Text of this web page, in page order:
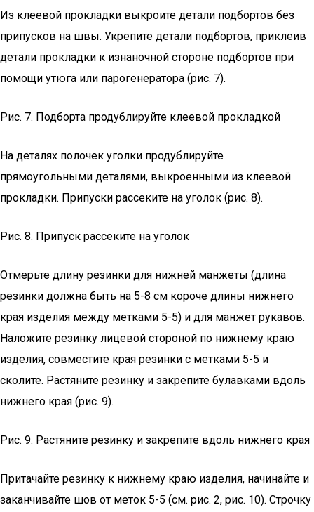
Из клеевой прокладки выкроите детали подбортов без
припусков на швы. Укрепите детали подбортов, приклеив
детали прокладки к изнаночной стороне подбортов при
помощи утюга или парогенератора (рис. 7).
Рис. 7. Подборта продублируйте клеевой прокладкой
На деталях полочек уголки продублируйте
прямоугольными деталями, выкроенными из клеевой
прокладки. Припуски рассеките на уголок (рис. 8).
Рис. 8. Припуск рассеките на уголок
Отмерьте длину резинки для нижней манжеты (длина
резинки должна быть на 5-8 см короче длины нижнего
края изделия между метками 5-5) и для манжет рукавов.
Наложите резинку лицевой стороной по нижнему краю
изделия, совместите края резинки с метками 5-5 и
сколите. Растяните резинку и закрепите булавками вдоль
нижнего края (рис. 9).
Рис. 9. Растяните резинку и закрепите вдоль нижнего края
Притачайте резинку к нижнему краю изделия, начинайте и
заканчивайте шов от меток 5-5 (см. рис. 2, рис. 10). Строчку